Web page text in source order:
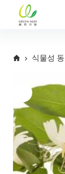
식물성